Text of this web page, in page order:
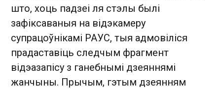
што, хоць падзеі ля стэлы былі
зафіксаваныя на відэкамеру
супрацоўнікамі РАУС, тыя адмовіліся
прадаставіць следчым фрагмент
відэазапісу з ганебнымі дзеяннямі
жанчыны. Прычым, гэтым дзеянням